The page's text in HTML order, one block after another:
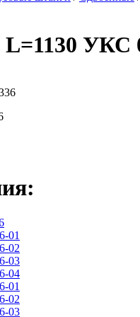
УКС
01
02
03
04
01
02
03